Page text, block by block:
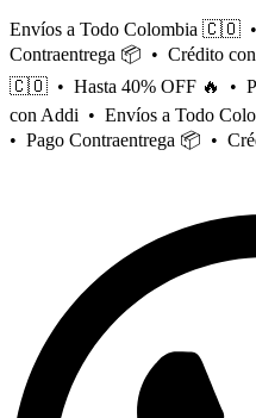
Saltar
al
Envíos a Todo Colombia 🇨🇴
Contraentrega 📦 • Crédito
🇨🇴 • Hasta 40% OFF 🔥 •
con Addi • Envíos a Todo
• Pago Contraentrega 📦 •